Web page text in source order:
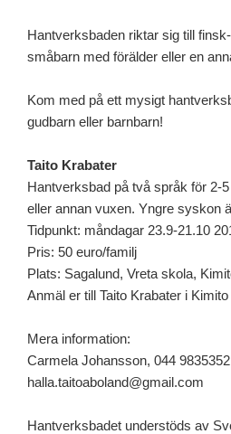
Hantverksbaden riktar sig till
småbarn med förälder eller en
Kom med på ett mysigt
gudbarn eller barnbarn!
Taito Krabater
Hantverksbad på två språk för 2-
eller annan vuxen. Yngre syskon
Tidpunkt: måndagar 23.9-21.10
Pris: 50 euro/familj
Plats: Sagalund, Vreta skola,
Anmäl er till Taito Krabater i Kimito
Mera information:
Carmela Johansson, 044
halla.taitoaboland@gmail.com
Hantverksbadet understöds av